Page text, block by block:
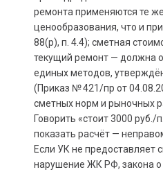
ремонта применяются те
ценообразования, что и
88(р), п. 4.4); сметная
текущий ремонт — должна
единых методов,
(Приказ № 421/пр от
сметных норм и рыночных
Говорить «стоит 3000 руб./
показать расчёт —
Если УК не предоставляет
нарушение ЖК РФ, закона о